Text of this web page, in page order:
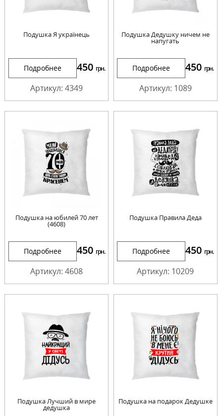
Подушка Я українець
Подробнее 450 грн.
Артикул: 4349
Подушка Дедушку ничем не
напугать
Подробнее 450 грн.
Артикул: 1089
Подушка на юбилей 70 лет
(4608)
Подробнее 450 грн.
Артикул: 4608
Подушка Правила Деда
Подробнее 450 грн.
Артикул: 10209
Подушка Лучший в мире
дедушка
Подушка на подарок Дедушке